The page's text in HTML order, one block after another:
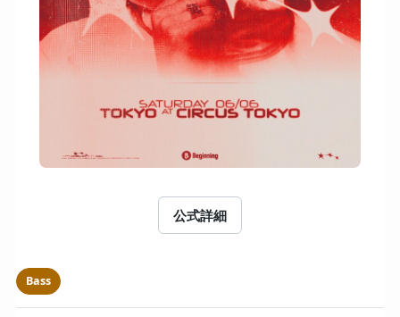
公式詳細
Bass